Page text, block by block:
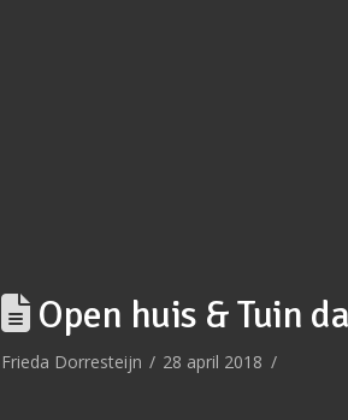
Open huis & Tuin
Frieda Dorresteijn 28 april 2018